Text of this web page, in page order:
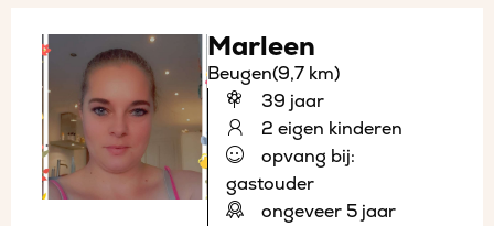
Marleen
Beugen(9,7 km)
39 jaar
2 eigen kinderen
opvang bij:
gastouder
ongeveer 5 jaar